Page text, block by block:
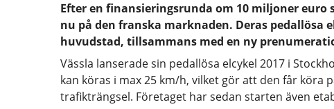
Efter en finansieringsrunda om 10 miljoner euro
nu på den franska marknaden. Deras
huvudstad, tillsammans med en ny
Vässla lanserade sin pedallösa elcykel 2017 i
kan köras i max 25 km/h, vilket gör att den får köra
trafikträngsel. Företaget har sedan starten även